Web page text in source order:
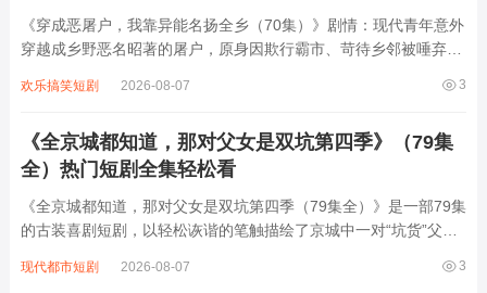
《穿成恶屠户，我靠异能名扬全乡（70集）》剧情：现代青年意外
穿越成乡野恶名昭著的屠户，原身因欺行霸市、苛待乡邻被唾弃。
良屠宰技艺，让猪肉品质远超同行。从智斗地痞到揭露奸商阴谋，
3
欢乐搞笑短剧 2026-08-07
《全京城都知道，那对父女是双坑第四季》（79集
全）热门短剧全集轻松看
《全京城都知道，那对父女是双坑第四季（79集全）》是一部79集
的古装喜剧短剧，以轻松诙谐的笔触描绘了京城中一对“坑货”父女
总爱闯祸的小丫头，两人联手“坑”遍京城，从市井小贩到朝堂权贵
3
现代都市短剧 2026-08-07